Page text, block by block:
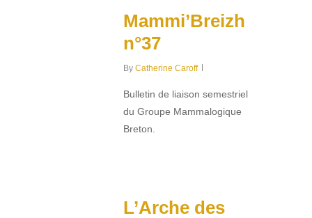
Mammi’Breizh
n°37
By Catherine Caroff
Bulletin de liaison semestriel
du Groupe Mammalogique
Breton.
L’Arche des